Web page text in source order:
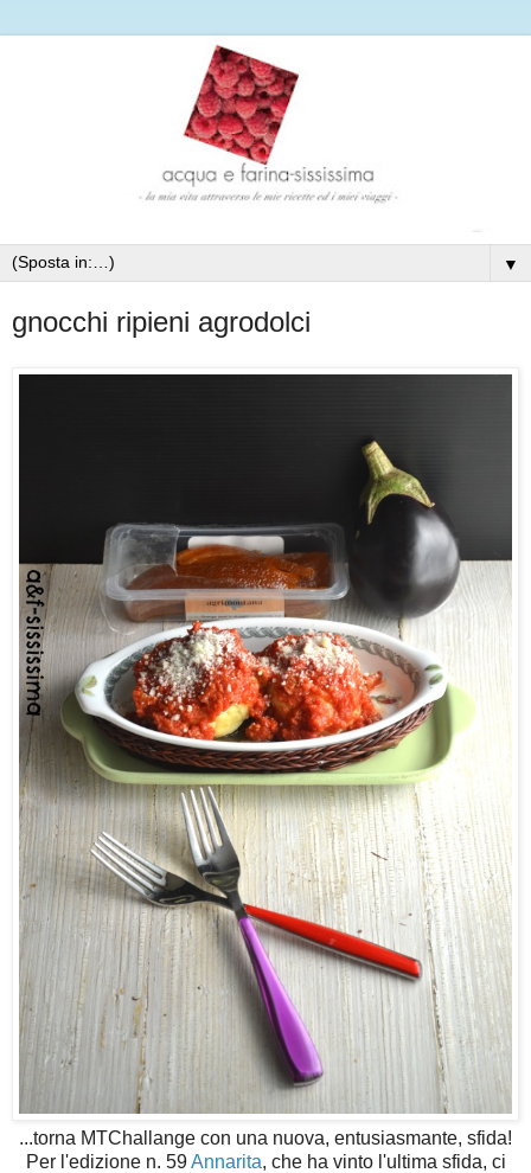
▼
gnocchi ripieni agrodolci
...torna MTChallange con una nuova, entusiasmante, sfida!
Per l'edizione n. 59Annarita, che ha vinto l'ultima sfida, ci